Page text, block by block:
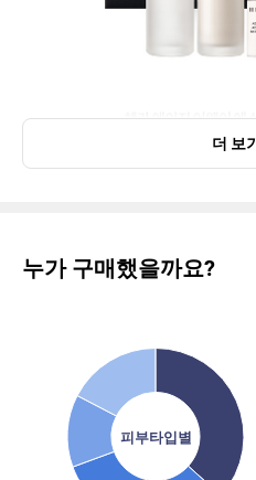
더 보기
누가 구매했을까요?
피부타입별